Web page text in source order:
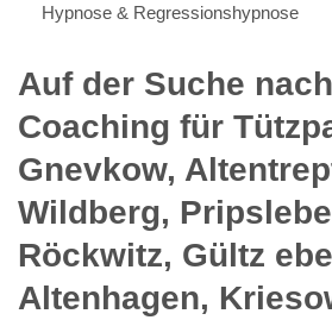
Hypnose & Regressionshypnose
Auf der Suche
Coaching für
Gnevkow,
Wildberg,
Röckwitz, Gültz
Altenhagen,